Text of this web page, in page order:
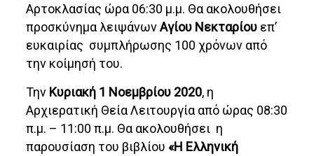
Αρτοκλασίας ώρα 06:30 μ.μ. Θα ακολουθήσει
προσκύνημα λειψάνωνΑγίου Νεκταρίου επ’
ευκαιρίας συμπλήρωσης 100 χρόνων από
την κοίμησή του.
Την Κυριακή 1 Νοεμβρίου 2020, η
Αρχιερατική Θεία Λειτουργία από ώρας 08:30
π.μ. – 11:00 π.μ. Θα ακολουθήσει η
παρουσίαση του βιβλίου«Η Ελληνική